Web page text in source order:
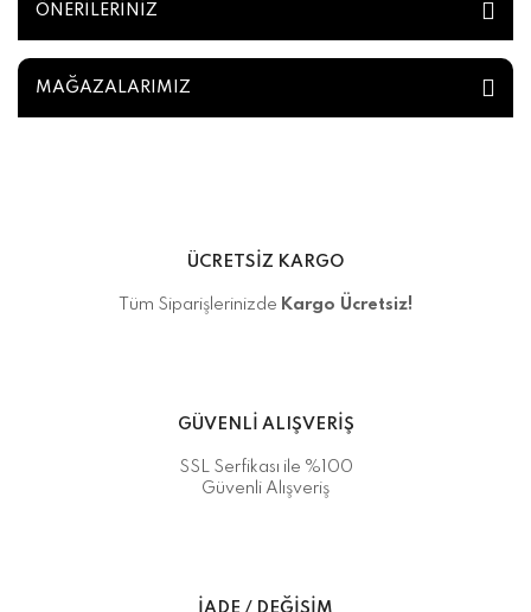
ÖNERİLERİNİZ
MAĞAZALARIMIZ
ÜCRETSİZ KARGO
Tüm Siparişlerinizde Kargo Ücretsiz!
GÜVENLİ ALIŞVERİŞ
SSL Serfikası ile %100
Güvenli Alışveriş
İADE / DEĞİŞİM